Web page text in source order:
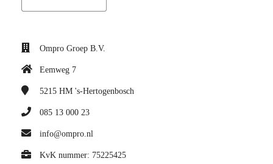
Ompro Groep B.V.
Eemweg 7
5215 HM 's-Hertogenbosch
085 13 000 23
info@ompro.nl
KvK nummer: 75225425